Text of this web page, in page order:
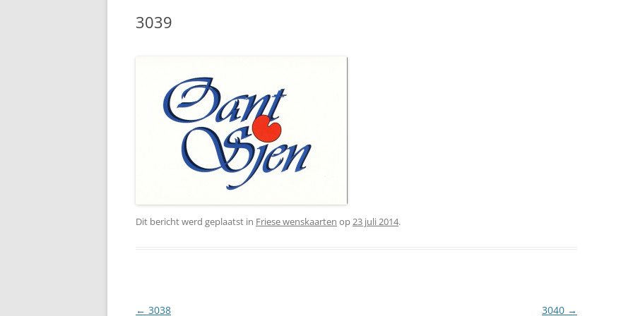
3039
Dit bericht werd geplaatst in Friese wenskaarten op23 juli 2014.
Berichtnavigatie
← 3038 3040 →